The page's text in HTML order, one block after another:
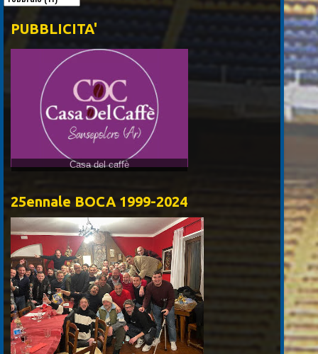
PUBBLICITA'
Casa del caffè
25ennale BOCA 1999-2024